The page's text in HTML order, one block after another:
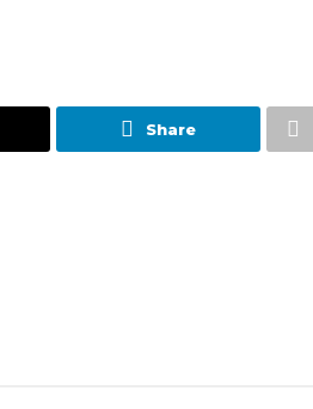
Share